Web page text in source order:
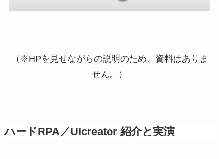
（※HPを見せながらの説明のため、資料はありま
せん。）
ハードRPA／UIcreator 紹介と実演